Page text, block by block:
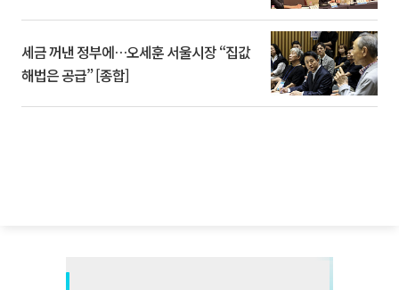
세금 꺼낸 정부에…오세훈 서울시장 “집값
해법은 공급” [종합]